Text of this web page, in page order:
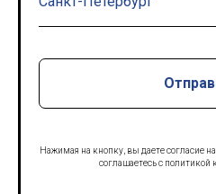
Нажимая на кнопку, вы даете согласие
соглашаетесь c политикой